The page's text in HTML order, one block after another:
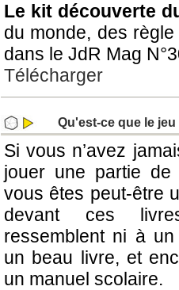
Le kit découverte
du monde, des
dans le JdR Mag
Télécharger
Qu'est-ce que le jeu
Si vous n’avez
jouer une partie
vous êtes peut-être
devant ces
ressemblent ni à
un beau livre, et
un manuel scolaire.